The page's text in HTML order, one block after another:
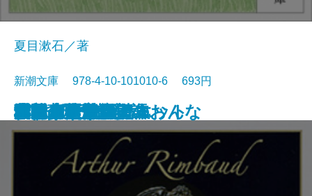
浮雲
卍(まんじ)
デミアン
車輪の下
道草
十五少年漂流記
小川未明童話集
ロミオとジュリエット
蓼喰う虫
虞美人草
夏目漱石／著
新潮文庫 978-4-10-101010-6 693円
ランボー詩集
愛する人達
津軽
猫と庄造と二人のおんな
田園の憂鬱
吉野葛・盲目物語
オセロー
ガリヴァ旅行記
ふらんす物語
ボードレール詩集